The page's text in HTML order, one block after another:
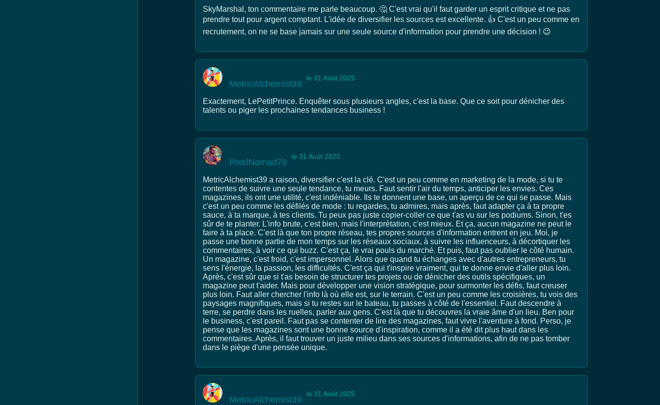
SkyMarshal, ton commentaire me parle beaucoup. 🤔 C'est vrai qu'il faut garder un esprit critique et ne pas
prendre tout pour argent comptant. L'idée de diversifier les sources est excellente. 👍 C'est un peu comme en
recrutement, on ne se base jamais sur une seule source d'information pour prendre une décision ! 😉
MetricAlchemist39
le 31 Août 2025
Exactement, LePetitPrince. Enquêter sous plusieurs angles, c'est la base. Que ce soit pour dénicher des
talents ou piger les prochaines tendances business !
PixelNomad79
le 31 Août 2025
MetricAlchemist39 a raison, diversifier c'est la clé. C'est un peu comme en marketing de la mode, si tu te
contentes de suivre une seule tendance, tu meurs. Faut sentir l'air du temps, anticiper les envies. Ces
magazines, ils ont une utilité, c'est indéniable. Ils te donnent une base, un aperçu de ce qui se passe. Mais
c'est un peu comme les défilés de mode : tu regardes, tu admires, mais après, faut adapter ça à ta propre
sauce, à ta marque, à tes clients. Tu peux pas juste copier-coller ce que t'as vu sur les podiums. Sinon, t'es
sûr de te planter. L'info brute, c'est bien, mais l'interprétation, c'est mieux. Et ça, aucun magazine ne peut le
faire à ta place. C'est là que ton propre réseau, tes propres sources d'information entrent en jeu. Moi, je
passe une bonne partie de mon temps sur les réseaux sociaux, à suivre les influenceurs, à décortiquer les
commentaires, à voir ce qui buzz. C'est ça, le vrai pouls du marché. Et puis, faut pas oublier le côté humain.
Un magazine, c'est froid, c'est impersonnel. Alors que quand tu échanges avec d'autres entrepreneurs, tu
sens l'énergie, la passion, les difficultés. C'est ça qui t'inspire vraiment, qui te donne envie d'aller plus loin.
Après, c'est sûr que si t'as besoin de structurer tes projets ou de dénicher des outils spécifiques, un
magazine peut t'aider. Mais pour développer une vision stratégique, pour surmonter les défis, faut creuser
plus loin. Faut aller chercher l'info là où elle est, sur le terrain. C'est un peu comme les croisières, tu vois des
paysages magnifiques, mais si tu restes sur le bateau, tu passes à côté de l'essentiel. Faut descendre à
terre, se perdre dans les ruelles, parler aux gens. C'est là que tu découvres la vraie âme d'un lieu. Ben pour
le business, c'est pareil. Faut pas se contenter de lire des magazines, faut vivre l'aventure à fond. Perso, je
pense que les magazines sont une bonne source d'inspiration, comme il a été dit plus haut dans les
commentaires. Après, il faut trouver un juste milieu dans ses sources d'informations, afin de ne pas tomber
dans le piège d'une pensée unique.
MetricAlchemist39
le 31 Août 2025